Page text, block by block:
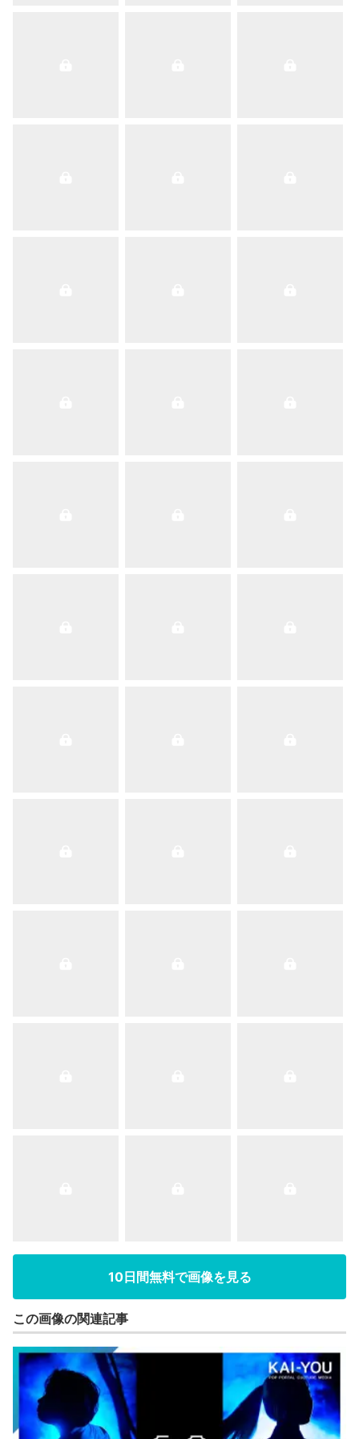
10日間無料で画像を見る
この画像の関連記事